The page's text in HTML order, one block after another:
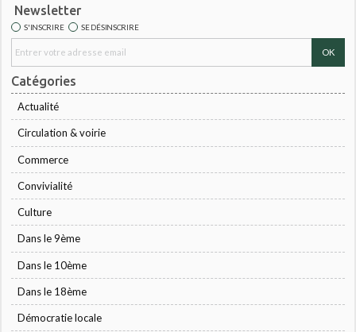
Newsletter
S'INSCRIRE SE DÉSINSCRIRE
Catégories
Actualité
Circulation & voirie
Commerce
Convivialité
Culture
Dans le 9ème
Dans le 10ème
Dans le 18ème
Démocratie locale